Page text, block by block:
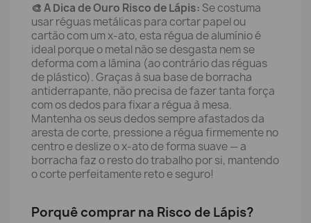
🎨 A Dica de Ouro Risco de Lápis: Se costuma
usar réguas metálicas para cortar papel ou
cartão com um x-ato, esta régua de alumínio é
ideal porque o metal não se desgasta nem se
deforma com a lâmina (ao contrário das réguas
de plástico). Graças à sua base de borracha
antiderrapante, não precisa de fazer tanta força
com os dedos para fixar a régua à mesa.
Mantenha os seus dedos sempre afastados da
aresta de corte, pressione a régua firmemente no
centro e deslize o x-ato de forma suave — a
borracha faz o resto do trabalho por si, mantendo
o corte perfeitamente reto e seguro!
Porquê comprar na Risco de Lápis?